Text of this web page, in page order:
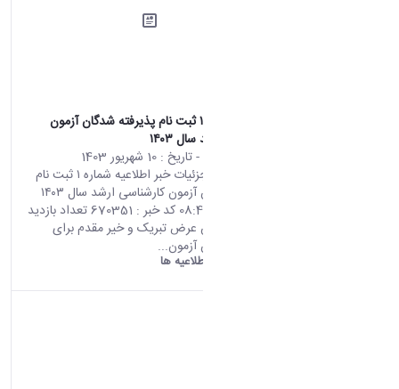
اطلاعیه شماره ۱ ثبت نام پذیرفته شدگان آزمون
کارشناسی ارشد سال ۱۴۰۳
- تاریخ : 10 شهریور 1403
صفحه اصلی جزئیات خبر اطلاعیه شماره ۱ ثبت نام
پذیرفته شدگان آزمون کارشناسی ارشد سال ۱۴۰۳
31 08 2024 08:47 کد خبر : 670351 تعداد بازدید
: 13825 ضمن عرض تبریک و خیر مقدم برای
پذیرفته شدگان آزمون...
اطلاعیه ها